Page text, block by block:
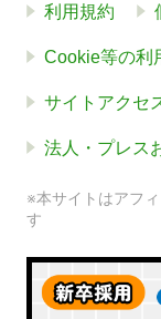
利用規約
Cookie等の利
サイトアクセ
法人・プレス
※本サイトはアフ
す